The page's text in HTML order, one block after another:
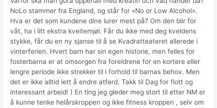
NoLo stammer fra England, og står for «No or Low Alcohol».
Hva er det som kundene dine lurer mest på? Om den blir for
våt, ha i litt ekstra kveitemjøl. Får du ikke med deg kveldens
stykke, får du en ny sjanse til å se Kvadratteateret allerede i
vinterferien. Hvert barn har sin egen historie, men felles for
fosterbarna er at omsorgen fra foreldrene for en kortere eller
lengre periode ikke strekker til i forhold til barnas behov. Men
det er ikke alltid lett å endre atferd. Takk til Dag for flott og
interessant arbeid! ) En ting jeg gleder meg stort til etter NM er
å kunne tenke helårskroppen og ikke fitness kroppen , selv om